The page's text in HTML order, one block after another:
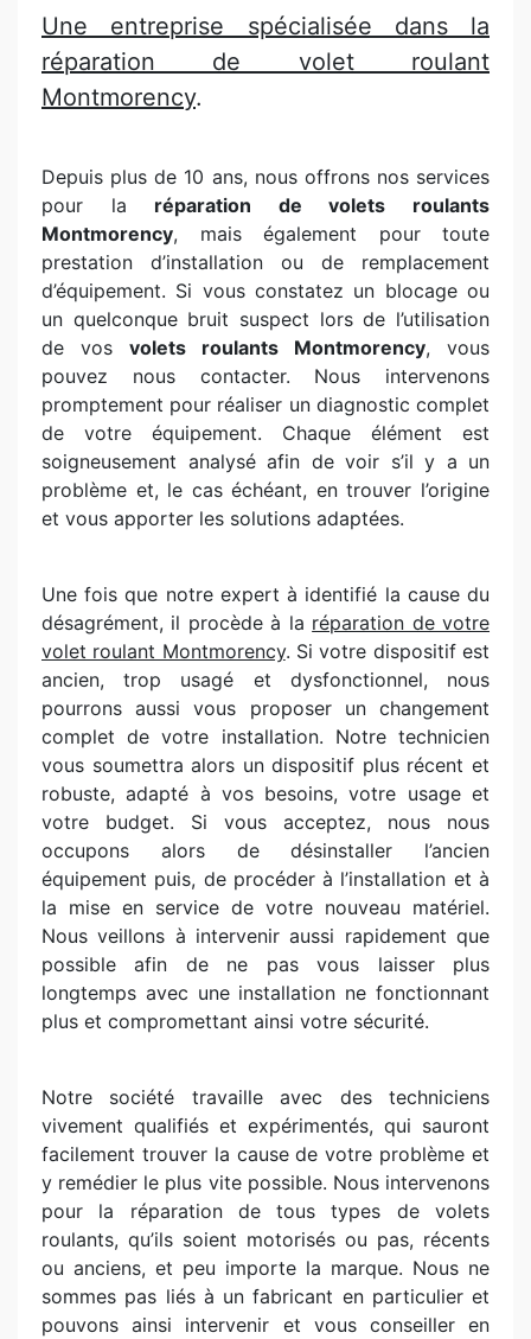
Une entreprise spécialisée dans la
réparation de volet roulant
Montmorency.
Depuis plus de 10 ans, nous offrons nos services
pour la réparation de volets roulants
Montmorency, mais également pour toute
prestation d’installation ou de remplacement
d’équipement. Si vous constatez un blocage ou
un quelconque bruit suspect lors de l’utilisation
de vos volets roulants Montmorency, vous
pouvez nous contacter. Nous intervenons
promptement pour réaliser un diagnostic complet
de votre équipement. Chaque élément est
soigneusement analysé afin de voir s’il y a un
problème et, le cas échéant, en trouver l’origine
et vous apporter les solutions adaptées.
Une fois que notre expert à identifié la cause du
désagrément, il procède à la réparation de votre
volet roulant Montmorency. Si votre dispositif est
ancien, trop usagé et dysfonctionnel, nous
pourrons aussi vous proposer un changement
complet de votre installation. Notre technicien
vous soumettra alors un dispositif plus récent et
robuste, adapté à vos besoins, votre usage et
votre budget. Si vous acceptez, nous nous
occupons alors de désinstaller l’ancien
équipement puis, de procéder à l’installation et à
la mise en service de votre nouveau matériel.
Nous veillons à intervenir aussi rapidement que
possible afin de ne pas vous laisser plus
longtemps avec une installation ne fonctionnant
plus et compromettant ainsi votre sécurité.
Notre société travaille avec des techniciens
vivement qualifiés et expérimentés, qui sauront
facilement trouver la cause de votre problème et
y remédier le plus vite possible. Nous intervenons
pour la réparation de tous types de volets
roulants, qu’ils soient motorisés ou pas, récents
ou anciens, et peu importe la marque. Nous ne
sommes pas liés à un fabricant en particulier et
pouvons ainsi intervenir et vous conseiller en